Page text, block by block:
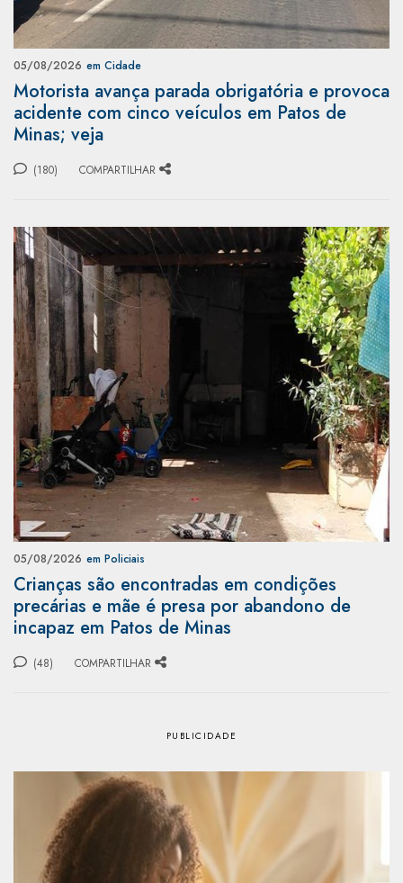
05/08/2026 em Cidade
Motorista avança parada obrigatória e provoca
acidente com cinco veículos em Patos de
Minas; veja
(180) COMPARTILHAR
05/08/2026 em Policiais
Crianças são encontradas em condições
precárias e mãe é presa por abandono de
incapaz em Patos de Minas
(48) COMPARTILHAR